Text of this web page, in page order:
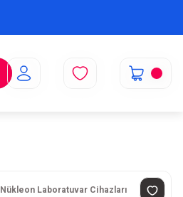
Nükleon Laboratuvar Cihazları